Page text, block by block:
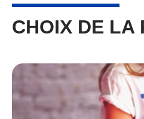
CHOIX DE LA